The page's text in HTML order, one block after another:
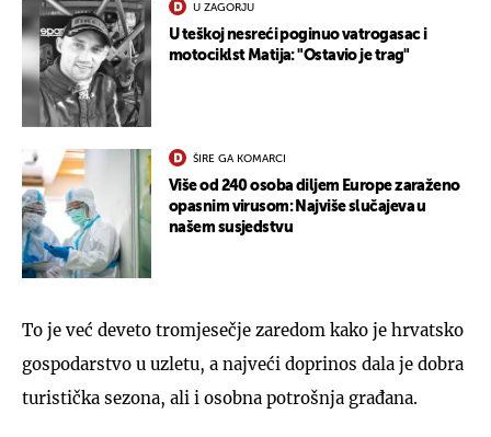
U ZAGORJU
U teškoj nesreći poginuo vatrogasac i
motociklst Matija: "Ostavio je trag"
ŠIRE GA KOMARCI
Više od 240 osoba diljem Europe zaraženo
opasnim virusom: Najviše slučajeva u
našem susjedstvu
To je već deveto tromjesečje zaredom kako je hrvatsko
gospodarstvo u uzletu, a najveći doprinos dala je dobra
turistička sezona, ali i osobna potrošnja građana.